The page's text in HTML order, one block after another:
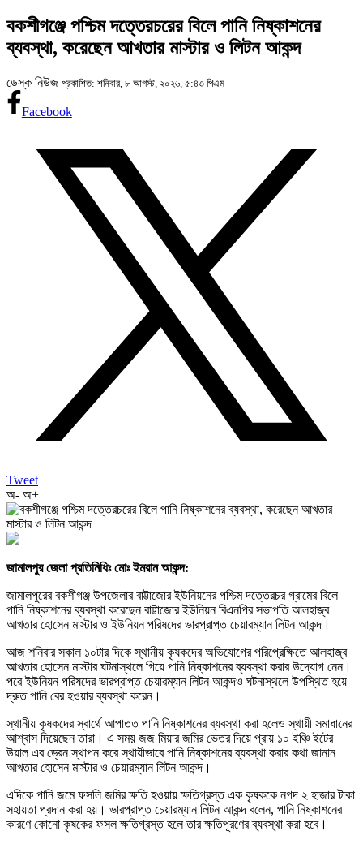
বকশীগঞ্জে পশ্চিম দত্তেরচরের বিলে পানি নিষ্কাশনের
ব্যবস্থা, করেছেন আখতার মাস্টার ও লিটন আকন্দ
ডেস্ক নিউজ প্রকাশিত: শনিবার, ৮ আগস্ট, ২০২৬, ৫:৪৩ পিএম
Facebook
Tweet
অ- অ+
জামালপুর জেলা প্রতিনিধিঃ মোঃ ইমরান আকন্দ:
জামালপুরের বকশীগঞ্জ উপজেলার বাট্টাজোর ইউনিয়নের পশ্চিম দত্তেরচর গ্রামের বিলে
পানি নিষ্কাশনের ব্যবস্থা করেছেন বাট্টাজোর ইউনিয়ন বিএনপির সভাপতি আলহাজ্ব
আখতার হোসেন মাস্টার ও ইউনিয়ন পরিষদের ভারপ্রাপ্ত চেয়ারম্যান লিটন আকন্দ।
আজ শনিবার সকাল ১০টার দিকে স্থানীয় কৃষকদের অভিযোগের পরিপ্রেক্ষিতে আলহাজ্ব
আখতার হোসেন মাস্টার ঘটনাস্থলে গিয়ে পানি নিষ্কাশনের ব্যবস্থা করার উদ্যোগ নেন।
পরে ইউনিয়ন পরিষদের ভারপ্রাপ্ত চেয়ারম্যান লিটন আকন্দও ঘটনাস্থলে উপস্থিত হয়ে
দ্রুত পানি বের হওয়ার ব্যবস্থা করেন।
স্থানীয় কৃষকদের স্বার্থে আপাতত পানি নিষ্কাশনের ব্যবস্থা করা হলেও স্থায়ী সমাধানের
আশ্বাস দিয়েছেন তারা। এ সময় জজ মিয়ার জমির ভেতর দিয়ে প্রায় ১০ ইঞ্চি ইটের
উয়াল এর ড্রেন স্থাপন করে স্থায়ীভাবে পানি নিষ্কাশনের ব্যবস্থা করার কথা জানান
আখতার হোসেন মাস্টার ও চেয়ারম্যান লিটন আকন্দ।
এদিকে পানি জমে ফসলি জমির ক্ষতি হওয়ায় ক্ষতিগ্রস্ত এক কৃষককে নগদ ২ হাজার টাকা
সহায়তা প্রদান করা হয়। ভারপ্রাপ্ত চেয়ারম্যান লিটন আকন্দ বলেন, পানি নিষ্কাশনের
কারণে কোনো কৃষকের ফসল ক্ষতিগ্রস্ত হলে তার ক্ষতিপূরণের ব্যবস্থা করা হবে।